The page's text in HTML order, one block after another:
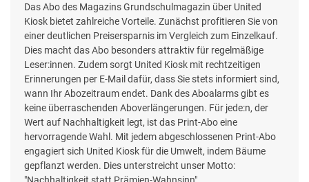
Das Abo des Magazins Grundschulmagazin über United
Kiosk bietet zahlreiche Vorteile. Zunächst profitieren Sie von
einer deutlichen Preisersparnis im Vergleich zum Einzelkauf.
Dies macht das Abo besonders attraktiv für regelmäßige
Leser:innen. Zudem sorgt United Kiosk mit rechtzeitigen
Erinnerungen per E-Mail dafür, dass Sie stets informiert sind,
wann Ihr Abozeitraum endet. Dank des Aboalarms gibt es
keine überraschenden Aboverlängerungen. Für jede:n, der
Wert auf Nachhaltigkeit legt, ist das Print-Abo eine
hervorragende Wahl. Mit jedem abgeschlossenen Print-Abo
engagiert sich United Kiosk für die Umwelt, indem Bäume
gepflanzt werden. Dies unterstreicht unser Motto:
"Nachhaltigkeit statt Prämien-Wahnsinn".